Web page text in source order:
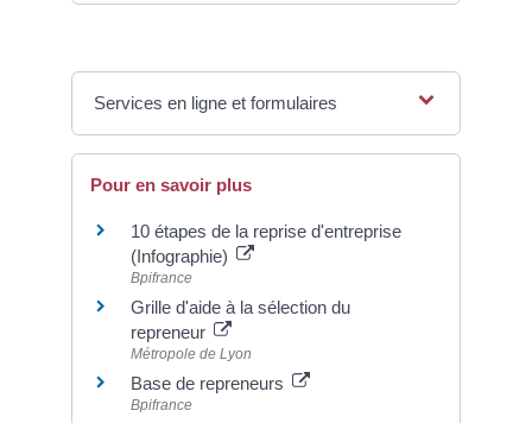
Services en ligne et formulaires
Pour en savoir plus
10 étapes de la reprise d'entreprise
(Infographie)
Bpifrance
Grille d'aide à la sélection du
repreneur
Métropole de Lyon
Base de repreneurs
Bpifrance